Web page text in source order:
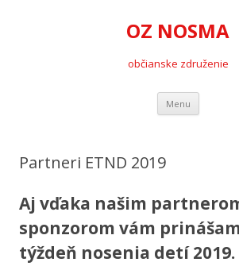
OZ NOSMA
občianske združenie
Menu Preskočiť
obsah
Partneri ETND 2019
Aj vďaka našim
sponzorom vám
týždeň nosenia detí 2019.